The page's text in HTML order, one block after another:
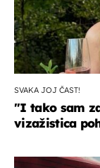
SVAKA JOJ ČAST!
"I tako sam
vizažistica